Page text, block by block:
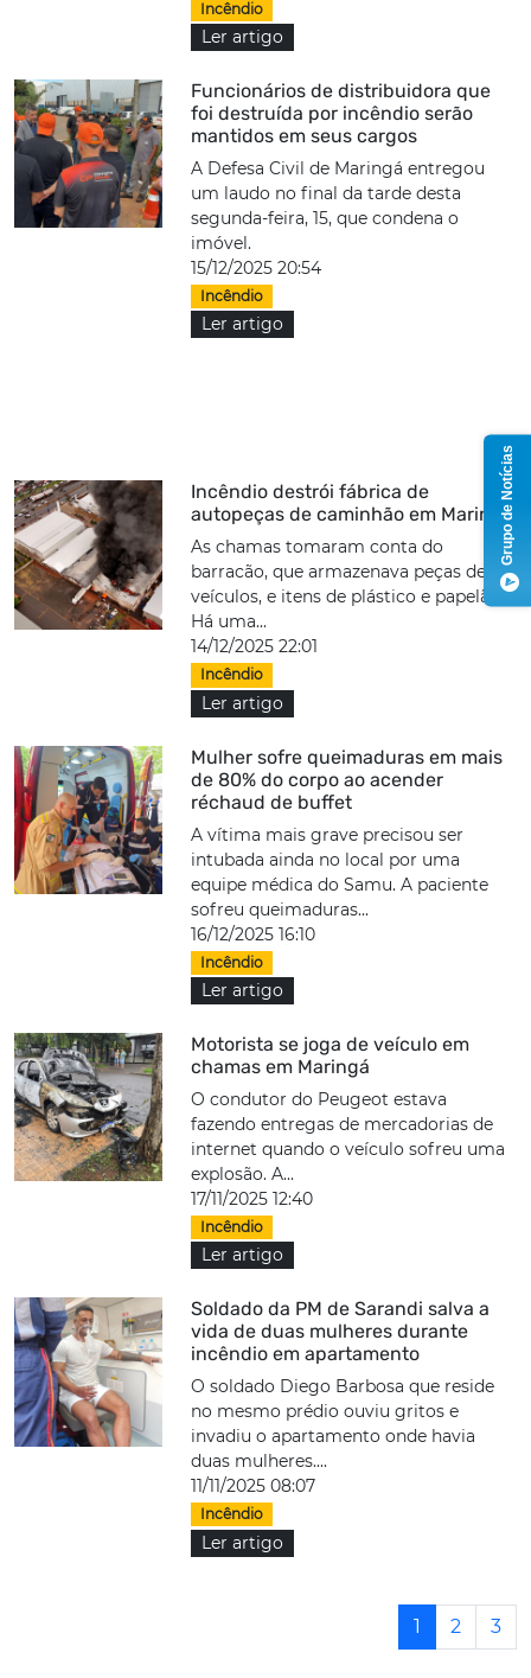
Incêndio
Ler artigo
Funcionários de distribuidora que
foi destruída por incêndio serão
mantidos em seus cargos
A Defesa Civil de Maringá entregou
um laudo no final da tarde desta
segunda-feira, 15, que condena o
imóvel.
15/12/2025 20:54
Incêndio
Ler artigo
Incêndio destrói fábrica de
autopeças de caminhão em Maringá
As chamas tomaram conta do
barracão, que armazenava peças de
veículos, e itens de plástico e papelão.
Há uma...
14/12/2025 22:01
Incêndio
Ler artigo
Mulher sofre queimaduras em mais
de 80% do corpo ao acender
réchaud de buffet
A vítima mais grave precisou ser
intubada ainda no local por uma
equipe médica do Samu. A paciente
sofreu queimaduras...
16/12/2025 16:10
Incêndio
Ler artigo
Motorista se joga de veículo em
chamas em Maringá
O condutor do Peugeot estava
fazendo entregas de mercadorias de
internet quando o veículo sofreu uma
explosão. A...
17/11/2025 12:40
Incêndio
Ler artigo
Soldado da PM de Sarandi salva a
vida de duas mulheres durante
incêndio em apartamento
O soldado Diego Barbosa que reside
no mesmo prédio ouviu gritos e
invadiu o apartamento onde havia
duas mulheres....
11/11/2025 08:07
Incêndio
Ler artigo
1 2 3
Grupo de Notícias